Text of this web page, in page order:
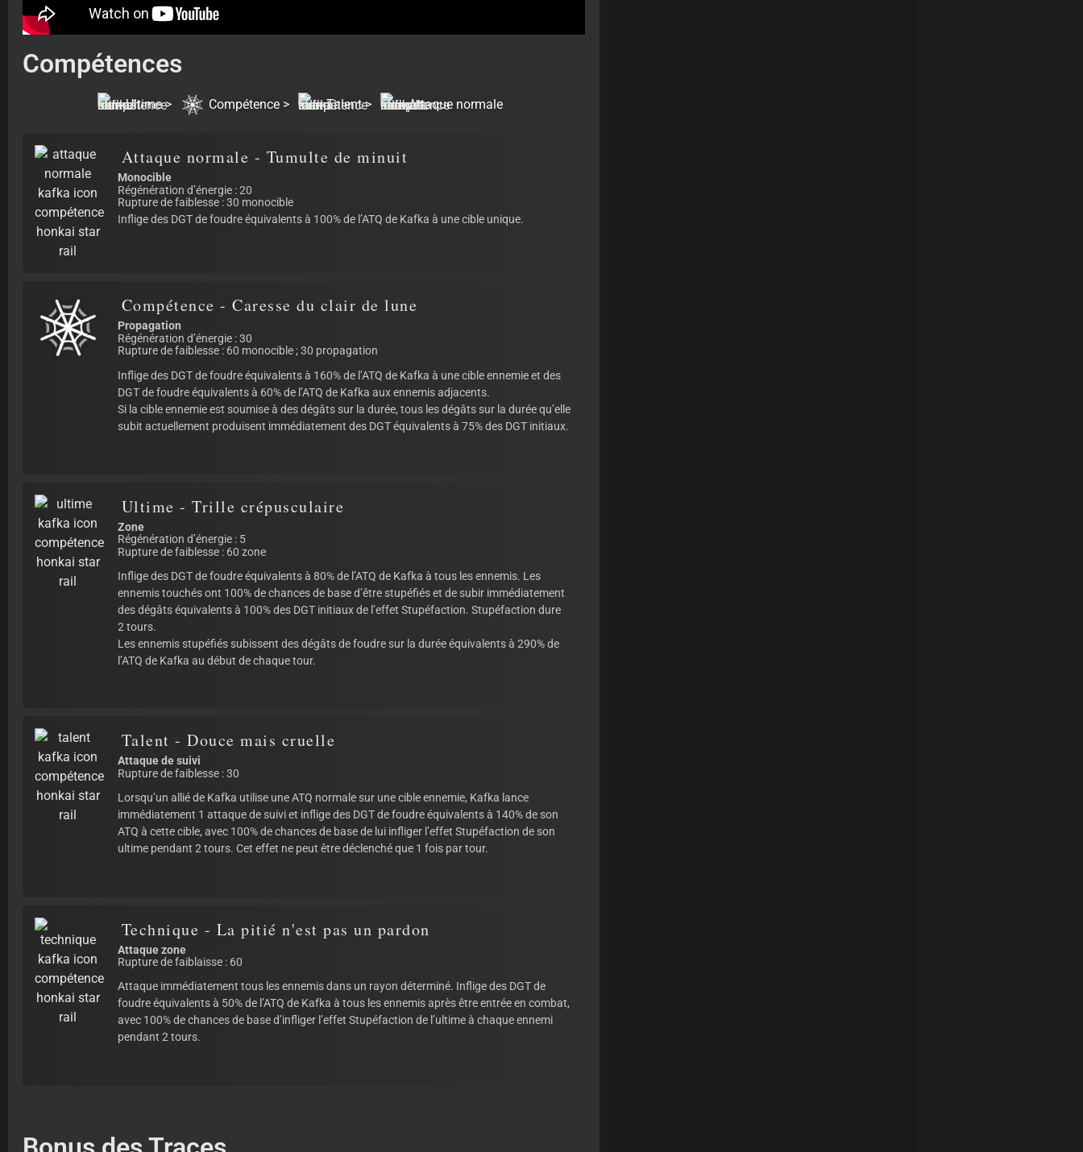
Compétences
Ultime > Compétence > Talent > Attaque normale
Attaque normale - Tumulte de minuit
Monocible
Régénération d’énergie : 20
Rupture de faiblesse : 30 monocible
Inflige des DGT de foudre équivalents à 100% de l’ATQ de Kafka à une cible unique.
Compétence - Caresse du clair de lune
Propagation
Régénération d’énergie : 30
Rupture de faiblesse : 60 monocible ; 30 propagation
Inflige des DGT de foudre équivalents à 160% de l’ATQ de Kafka à une cible ennemie et des
DGT de foudre équivalents à 60% de l’ATQ de Kafka aux ennemis adjacents.
Si la cible ennemie est soumise à des dégâts sur la durée, tous les dégâts sur la durée qu’elle
subit actuellement produisent immédiatement des DGT équivalents à 75% des DGT initiaux.
Ultime - Trille crépusculaire
Zone
Régénération d’énergie : 5
Rupture de faiblesse : 60 zone
Inflige des DGT de foudre équivalents à 80% de l’ATQ de Kafka à tous les ennemis. Les
ennemis touchés ont 100% de chances de base d’être stupéfiés et de subir immédiatement
des dégâts équivalents à 100% des DGT initiaux de l’effet Stupéfaction. Stupéfaction dure
2 tours.
Les ennemis stupéfiés subissent des dégâts de foudre sur la durée équivalents à 290% de
l’ATQ de Kafka au début de chaque tour.
Talent - Douce mais cruelle
Attaque de suivi
Rupture de faiblesse : 30
Lorsqu’un allié de Kafka utilise une ATQ normale sur une cible ennemie, Kafka lance
immédiatement 1 attaque de suivi et inflige des DGT de foudre équivalents à 140% de son
ATQ à cette cible, avec 100% de chances de base de lui infliger l’effet Stupéfaction de son
ultime pendant 2 tours. Cet effet ne peut être déclenché que 1 fois par tour.
Technique - La pitié n'est pas un pardon
Attaque zone
Rupture de faiblaisse : 60
Attaque immédiatement tous les ennemis dans un rayon déterminé. Inflige des DGT de
foudre équivalents à 50% de l’ATQ de Kafka à tous les ennemis après être entrée en combat,
avec 100% de chances de base d’infliger l’effet Stupéfaction de l’ultime à chaque ennemi
pendant 2 tours.